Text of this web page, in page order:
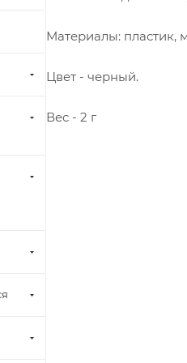
Материалы: пластик,
Цвет - черный.
Вес - 2 г